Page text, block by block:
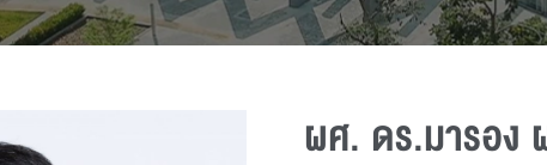
ผศ. ดร.มารอง